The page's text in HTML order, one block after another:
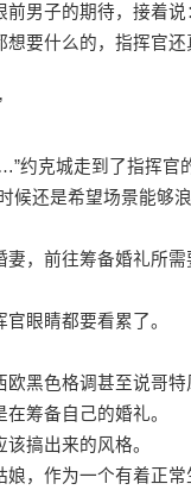
男子的期待，接着说
要什么的，指挥官还
克城走到了指挥官
候还是希望场景能够
，前往筹备婚礼所需
眼睛都要看累了。
黑色格调甚至说哥
筹备自己的婚礼。
搞出来的风格。
，作为一个有着正